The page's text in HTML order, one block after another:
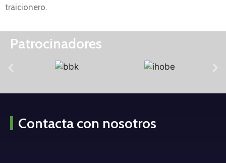
traicionero.
Patrocinadores
Contacta con nosotros